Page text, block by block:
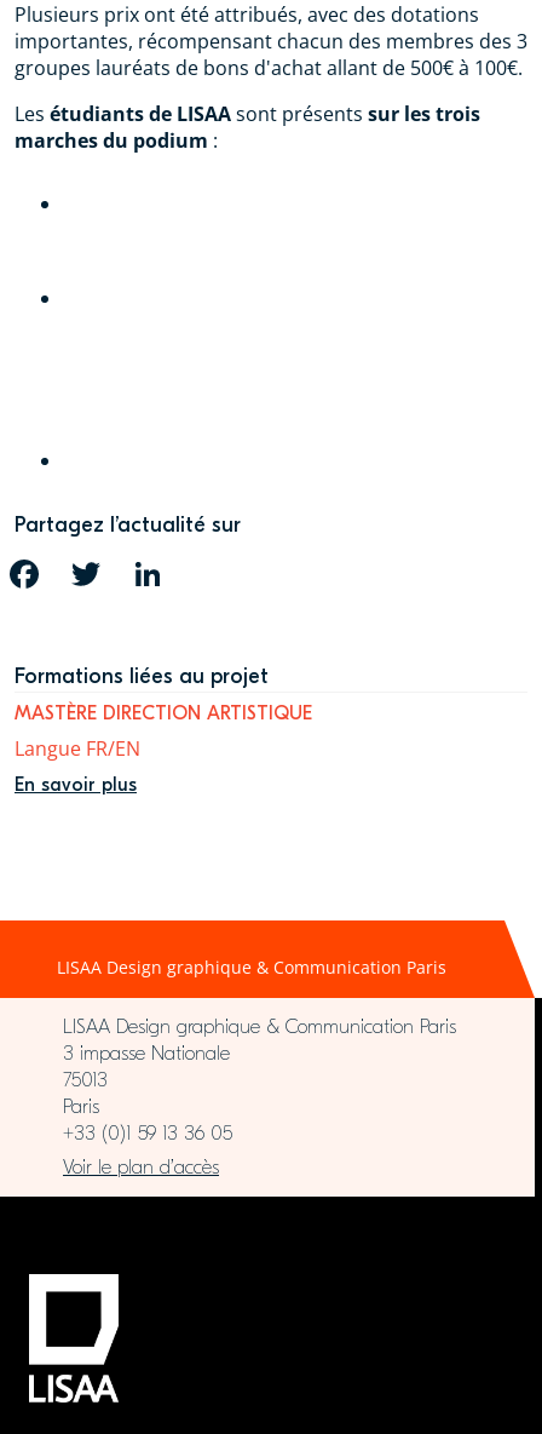
Plusieurs prix ont été attribués, avec des dotations
importantes, récompensant chacun des membres des 3
groupes lauréats de bons d'achat allant de 500€ à 100€.
Les étudiants de LISAAsont présents sur les trois
marches du podium :
Partagez l’actualité sur
FACEBOOK TWITTER
Formations liées au projet
MASTÈRE DIRECTION ARTISTIQUE
Langue FR/EN
En savoir plus
LISAA Design graphique & Communication Paris
LISAA Design graphique & Communication Paris
3 impasse Nationale
75013
Paris
+33 (0)1 59 13 36 05
Voir le plan d’accès